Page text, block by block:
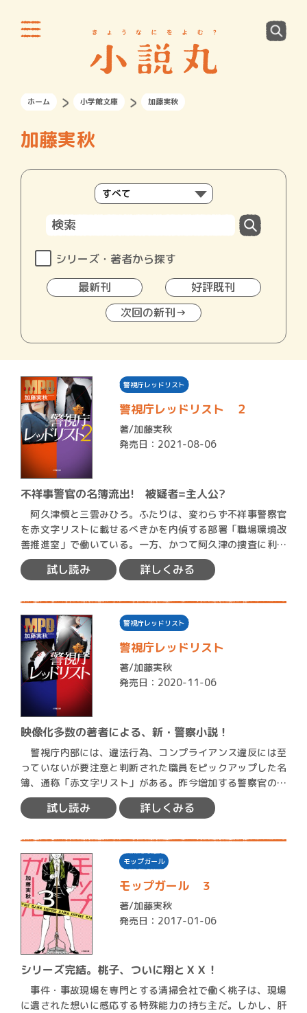
ホーム 小学館文庫 加藤実秋
加藤実秋
シリーズ・著者から探す
最新刊
好評既刊
次回の新刊→
警視庁レッドリスト
警視庁レッドリスト ２
著/加藤実秋
発売日：2021-08-06
不祥事警官の名簿流出! 被疑者=主人公?
阿久津慎と三雲みひろ。ふたりは、変わらず不祥事警察官
を赤文字リストに載せるべきかを内偵する部署「職場環境改
善推進室」で働いている。一方、かつて阿久津の捜査に利用
された宗…
試し読み 詳しくみる
警視庁レッドリスト
警視庁レッドリスト
著/加藤実秋
発売日：2020-11-06
映像化多数の著者による、新・警察小説！
警視庁内部には、違法行為、コンプライアンス違反には至
っていないが要注意と判断された職員をピックアップした名
簿、通称「赤文字リスト」がある。昨今増加する警察官の不
祥事と世…
試し読み 詳しくみる
モップガール
モップガール ３
著/加藤実秋
発売日：2017-01-06
シリーズ完結。桃子、ついに翔とＸＸ！
事件・事故現場を専門とする清掃会社で働く桃子は、現場
に遺された想いに感応する特殊能力の持ち主だ。しかし、肝